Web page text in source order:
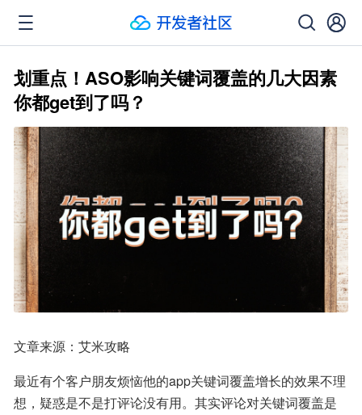
划重点！ASO影响关键词覆盖的几大因素
你都get到了吗？
文章来源：艾米攻略
最近有个客户朋友烦恼他的app关键词覆盖增长的效果不理
想，疑惑是不是打评论没有用。其实评论对关键词覆盖是